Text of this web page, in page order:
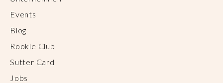
Events
Blog
Rookie Club
Sutter Card
Jobs